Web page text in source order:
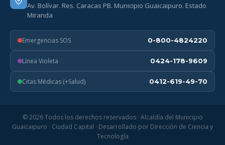
Av. Bolívar. Res. Caracas PB. Municipio Guaicaipuro. Estado
Miranda
Emergencias SOS 0-800-4824220
Línea Violeta 0424-178-9609
Citas Médicas (+Salud) 0412-619-49-70
© 2026 Todos los derechos reservados · Alcaldía del Municipio
Guaicaipuro · Ciudad Capital · Desarrollado por Dirección de Ciencia y
Tecnología